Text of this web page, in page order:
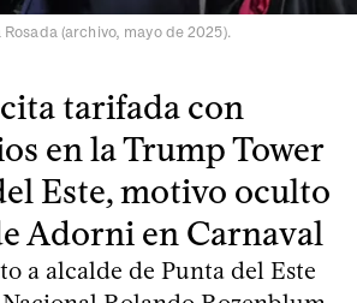
(archivo, mayo de 2025).
tarifada con
en la Trump Tower
Este, motivo oculto
Adorni en Carnaval
a alcalde de Punta del Este